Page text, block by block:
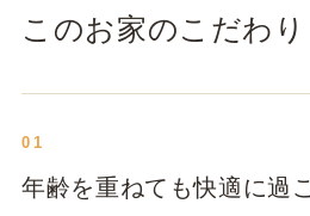
このお家のこだわり
01
年齢を重ねても快適に過